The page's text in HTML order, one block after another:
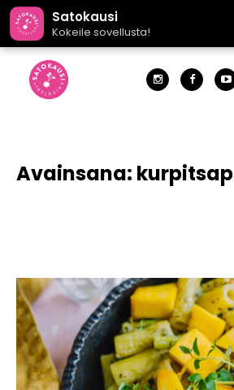
Satokausi
Kokeile sovellusta!
Avainsana: